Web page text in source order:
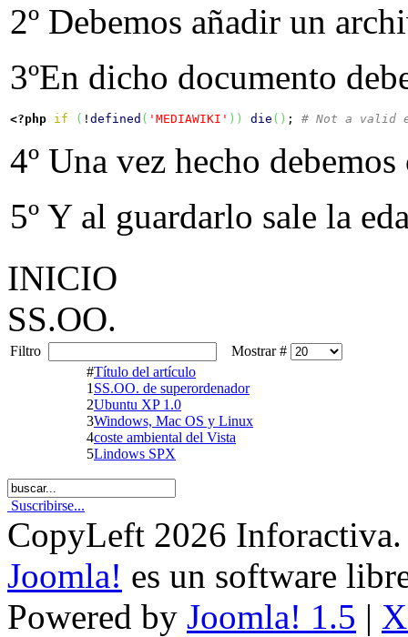
2º Debemos añadir un
3ºEn dicho documento
<?php if ( ! defined ( 'MEDIAWIKI' ) ) die ( ) ; # Not a valid
4º Una vez hecho
5º Y al guardarlo sale la
INICIO
SS.OO.
Filtro
Mostrar #
#Título del artículo
1 SS.OO. de superordenador
2Ubuntu XP 1.0
3Windows, Mac OS y Linux
4coste ambiental del Vista
5Lindows SPX
Suscribirse...
CopyLeft 2026 Inforactiva.
Joomla! es un software
Powered by Joomla! 1.5 |